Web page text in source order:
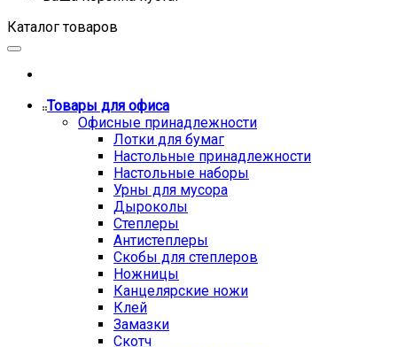
Каталог товаров
Товары для офиса
Офисные принадлежности
Лотки для бумаг
Настольные принадлежности
Настольные наборы
Урны для мусора
Дыроколы
Степлеры
Антистеплеры
Скобы для степлеров
Ножницы
Канцелярские ножи
Клей
Замазки
Скотч